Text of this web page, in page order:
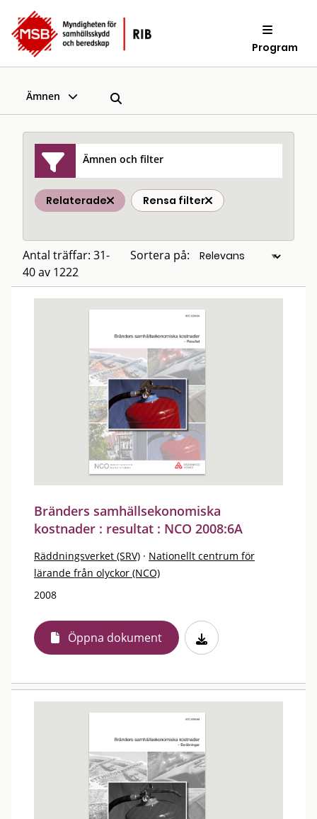
Program
Ämnen
Ämnen och filter
Relaterade Rensa filter
Antal träffar: 31-
40 av 1222
Sortera på:
Bränders samhällsekonomiska
kostnader : resultat : NCO 2008:6A
Räddningsverket (SRV) · Nationellt centrum för
lärande från olyckor (NCO)
2008
Öppna dokument